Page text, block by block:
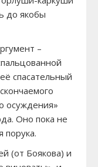
до якобы
–
спасательный
осуждения»
Оно пока не
порука.
(от Боякова) и